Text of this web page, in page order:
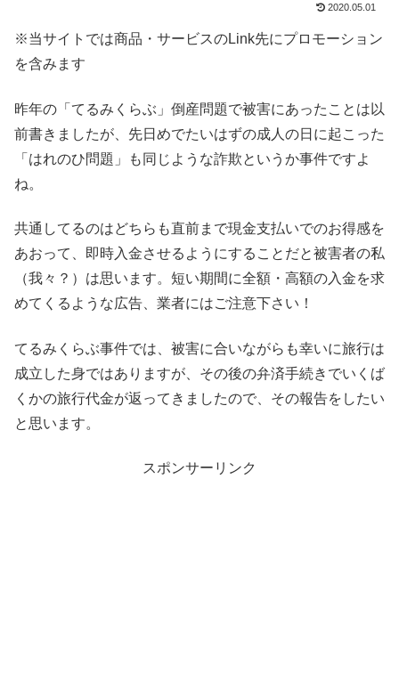
2020.05.01
※当サイトでは商品・サービスのLink先にプロモーション
を含みます
昨年の「てるみくらぶ」倒産問題で被害にあったことは以
前書きましたが、先日めでたいはずの成人の日に起こった
「はれのひ問題」も同じような詐欺というか事件ですよ
ね。
共通してるのはどちらも直前まで現金支払いでのお得感を
あおって、即時入金させるようにすることだと被害者の私
（我々？）は思います。短い期間に全額・高額の入金を求
めてくるような広告、業者にはご注意下さい！
てるみくらぶ事件では、被害に合いながらも幸いに旅行は
成立した身ではありますが、その後の弁済手続きでいくば
くかの旅行代金が返ってきましたので、その報告をしたい
と思います。
スポンサーリンク